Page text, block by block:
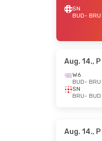
SN
BUD- BRU
Aug. 14., P
W6
BUD- BRU
SN
BRU- BUD
Aug. 14., P